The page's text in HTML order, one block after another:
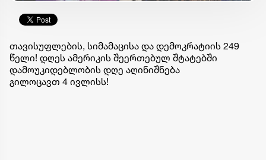
თავისუფლების, სიმამაცისა და დემოკრატიის 249
წელი! დღეს ამერიკის შეერთებულ შტატებში
დამოუკიდებლობის დღე აღინიშნება
გილოცავთ 4 ივლისს!